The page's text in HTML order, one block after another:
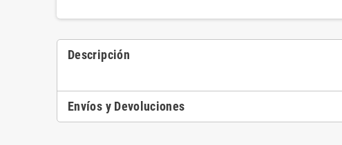
Descripción
Envíos y Devoluciones